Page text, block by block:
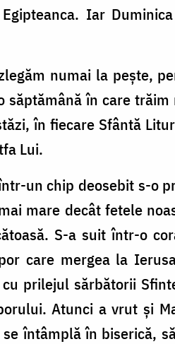
Iar
numai la peşte,
săptămână în care
în fiecare Sfântă
Lui.
un chip deosebit s-o
mare decât fetele
S-a suit într-o
care mergea la
prilejul sărbătorii
Atunci a vrut şi
întâmplă în biserică,